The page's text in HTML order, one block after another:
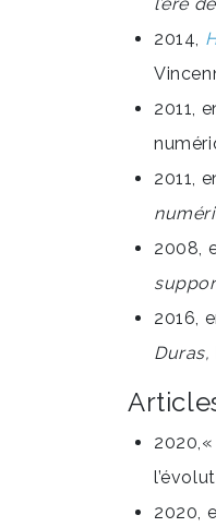
2014,
2011,
2011,
2008,
2016,
Duras,
2020,